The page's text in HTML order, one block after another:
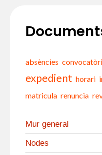
absències
expedient horari
matricula renuncia
Mur general
Nodes
Ferrada
als
estudiants
membres
l’Escola
Oficial
d’Idiomes